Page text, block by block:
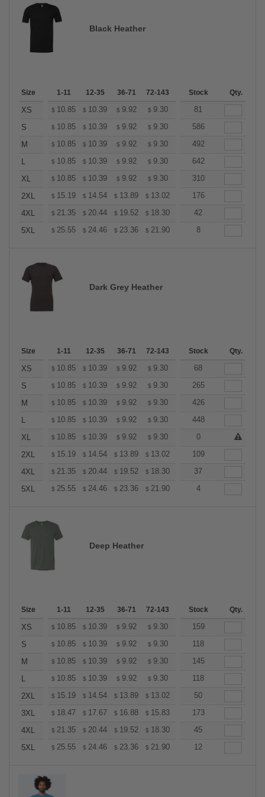
Black Heather
Size 1-11 12-35 36-71 72-143 144-287 288 + More
Stock Qty.
XS $ 10.85 $ 10.39 $ 9.92 $ 9.30 8.83
81
S
$ 10.85 $ 10.39 $ 9.92 $ 9.30 8.83
586
M
$ 10.85 $ 10.39 $ 9.92 $ 9.30 8.83
492
L
$ 10.85 $ 10.39 $ 9.92 $ 9.30 8.83
642
XL
$ 10.85 $ 10.39 $ 9.92 $ 9.30 8.83
310
2XL
$ 15.19 $ 14.54 $ 13.89 $ 13.02 12.37
176
4XL
$ 21.35 $ 20.44 $ 19.52 $ 18.30 17.38
42
5XL
$ 25.55 $ 24.46 $ 23.36 $ 21.90 20.81
8
Dark Grey Heather
Size 1-11 12-35 36-71 72-143 144-287 288 + More
Stock Qty.
XS $ 10.85 $ 10.39 $ 9.92 $ 9.30 8.83
68
S
$ 10.85 $ 10.39 $ 9.92 $ 9.30 8.83
265
M
$ 10.85 $ 10.39 $ 9.92 $ 9.30 8.83
426
L
$ 10.85 $ 10.39 $ 9.92 $ 9.30 8.83
448
XL
$ 10.85 $ 10.39 $ 9.92 $ 9.30 8.83
0
2XL
$ 15.19 $ 14.54 $ 13.89 $ 13.02 12.37
109
4XL
$ 21.35 $ 20.44 $ 19.52 $ 18.30 17.38
37
5XL
$ 25.55 $ 24.46 $ 23.36 $ 21.90 20.81
4
Deep Heather
Size 1-11 12-35 36-71 72-143 144-287 288 + More
Stock Qty.
XS $ 10.85 $ 10.39 $ 9.92 $ 9.30 8.83
159
S
$ 10.85 $ 10.39 $ 9.92 $ 9.30 8.83
118
M
$ 10.85 $ 10.39 $ 9.92 $ 9.30 8.83
145
L
$ 10.85 $ 10.39 $ 9.92 $ 9.30 8.83
118
2XL
$ 15.19 $ 14.54 $ 13.89 $ 13.02 12.37
50
3XL
$ 18.47 $ 17.67 $ 16.88 $ 15.83 15.04
173
4XL
$ 21.35 $ 20.44 $ 19.52 $ 18.30 17.38
45
5XL
$ 25.55 $ 24.46 $ 23.36 $ 21.90 20.81
12